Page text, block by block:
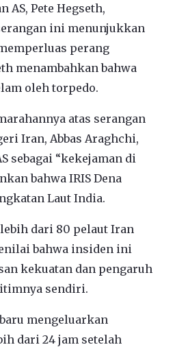
AS, Pete Hegseth,
ini menunjukkan
perang
menambahkan bahwa
oleh torpedo.
atas serangan
Iran, Abbas Araghchi,
sebagai “kekejaman di
bahwa IRIS Dena
Laut India.
dari 80 pelaut Iran
bahwa insiden ini
kekuatan dan pengaruh
sendiri.
mengeluarkan
dari 24 jam setelah